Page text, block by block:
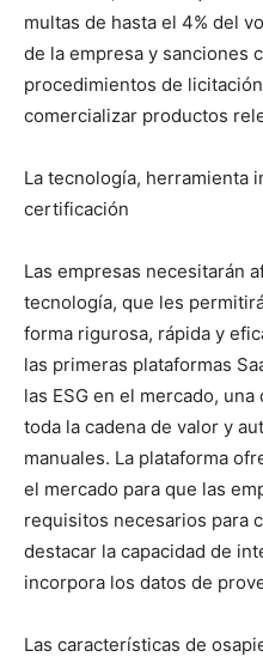
multas de hasta el 4% del
de la empresa y sanciones
procedimientos de
comercializar productos
La tecnología, herramienta
certificación
Las empresas necesitarán
tecnología, que les
forma rigurosa, rápida y
las primeras plataformas
las ESG en el mercado,
toda la cadena de valor y
manuales. La plataforma
el mercado para que las
requisitos necesarios para
destacar la capacidad de
incorpora los datos de
Las características de